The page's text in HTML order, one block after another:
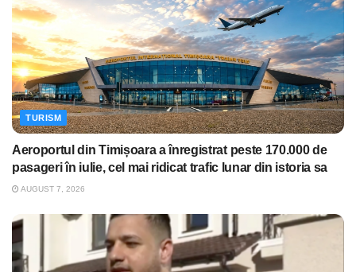
TURISM
Aeroportul din Timișoara a înregistrat peste 170.000 de
pasageri în iulie, cel mai ridicat trafic lunar din istoria sa
AUGUST 7, 2026